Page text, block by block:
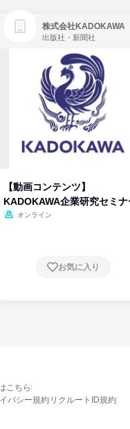
株式会社KADOKAWA
出版社・新聞社
【動画コンテンツ】
KADOKAWA企業研究セミナ
オンライン
お気に入り
こちら
バシー規約 リクルートID規約